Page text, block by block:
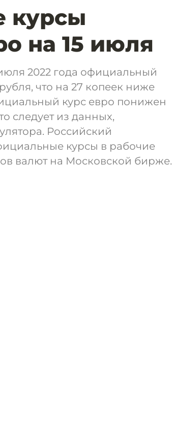
курсы
на 15 июля
2022 года официальный
что на 27 копеек ниже
курс евро понижен
следует из данных,
Российский
курсы в рабочие
валют на Московской бирже.